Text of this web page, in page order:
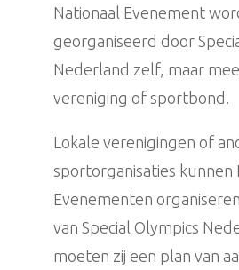
Nationaal Evenement
georganiseerd door
Nederland zelf, maar
vereniging of sportbond.
Lokale verenigingen of
sportorganisaties kunnen
Evenementen
van Special Olympics
moeten zij een plan van